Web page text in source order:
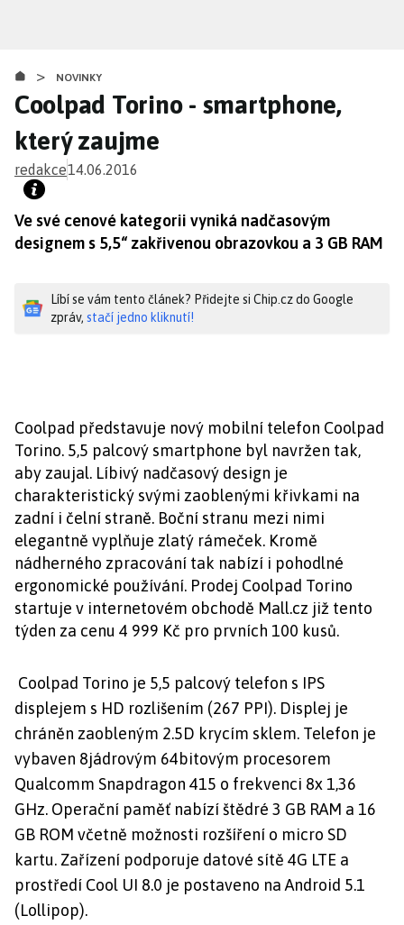
obsahu
> NOVINKY
Coolpad Torino - smartphone,
který zaujme
redakce14.06.2016
Ve své cenové kategorii vyniká nadčasovým
designem s 5,5“ zakřivenou obrazovkou a 3 GB RAM
Líbí se vám tento článek? Přidejte si Chip.cz do Google
zpráv, stačí jedno kliknutí!
Coolpad představuje nový mobilní telefon Coolpad
Torino. 5,5 palcový smartphone byl navržen tak,
aby zaujal. Líbivý nadčasový design je
charakteristický svými zaoblenými křivkami na
zadní i čelní straně. Boční stranu mezi nimi
elegantně vyplňuje zlatý rámeček. Kromě
nádherného zpracování tak nabízí i pohodlné
ergonomické používání. Prodej Coolpad Torino
startuje v internetovém obchodě Mall.cz již tento
týden za cenu 4 999 Kč pro prvních 100 kusů.
Coolpad Torino je 5,5 palcový telefon s IPS
displejem s HD rozlišením (267 PPI). Displej je
chráněn zaobleným 2.5D krycím sklem. Telefon je
vybaven 8jádrovým 64bitovým procesorem
Qualcomm Snapdragon 415 o frekvenci 8x 1,36
GHz. Operační paměť nabízí štědré 3 GB RAM a 16
GB ROM včetně možnosti rozšíření o micro SD
kartu. Zařízení podporuje datové sítě 4G LTE a
prostředí Cool UI 8.0 je postaveno na Android 5.1
(Lollipop).